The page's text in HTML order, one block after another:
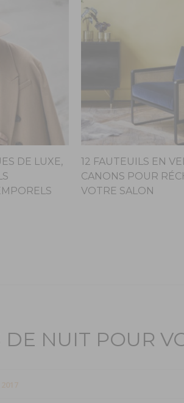
DE LUXE,
12 FAUTEUILS EN
CANONS POUR
VOTRE SALON
DE NUIT POUR